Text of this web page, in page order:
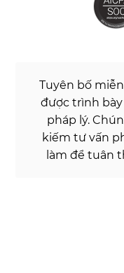
Tuyên bố
được trình
pháp lý.
kiếm tư vấn
làm để tuân